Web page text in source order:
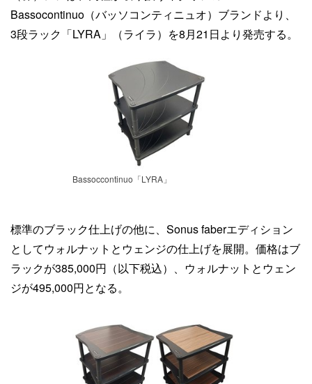
Bassocontinuo（バッソコンティニュオ）ブランドより、
3段ラック「LYRA」（ライラ）を8月21日より発売する。
Bassoccontinuo「LYRA」
標準のブラック仕上げの他に、Sonus faberエディション
としてウォルナットとウェンジの仕上げを展開。価格はブ
ラックが385,000円（以下税込）、ウォルナットとウェン
ジが495,000円となる。